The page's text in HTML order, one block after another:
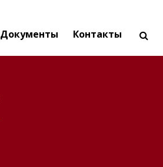
Документы Контакты